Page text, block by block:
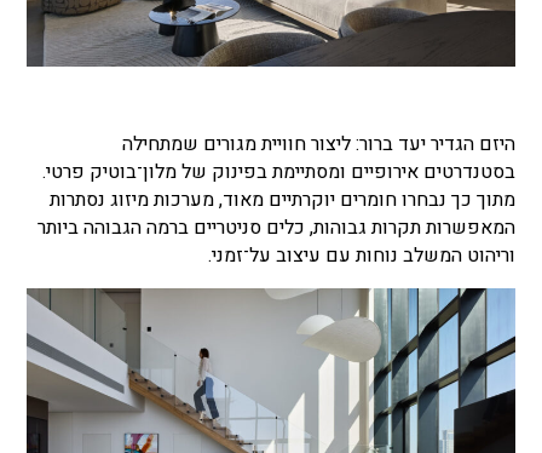
היזם הגדיר יעד ברור: ליצור חוויית מגורים שמתחילה
בסטנדרטים אירופיים ומסתיימת בפינוק של מלון־בוטיק פרטי.
מתוך כך נבחרו חומרים יוקרתיים מאוד, מערכות מיזוג נסתרות
המאפשרות תקרות גבוהות, כלים סניטריים ברמה הגבוהה ביותר
וריהוט המשלב נוחות עם עיצוב על־זמני.